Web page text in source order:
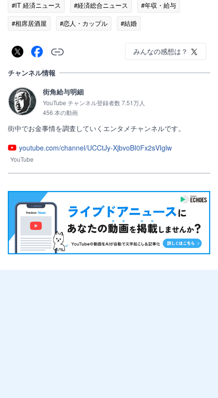
#IT 経済ニュース #経済総合ニュース
#年収・給与
#相席居酒屋
#恋人・カップル #結婚
みんなの感想は？
チャンネル情報
街角給与明細
YouTube チャンネル登録者数 7.51万人
456 本の動画
街中でお金事情を調査していくエンタメチャンネルです。
youtube.com/channel/UCCtJy-XjbvoBI0Fx2sVIglw
YouTube